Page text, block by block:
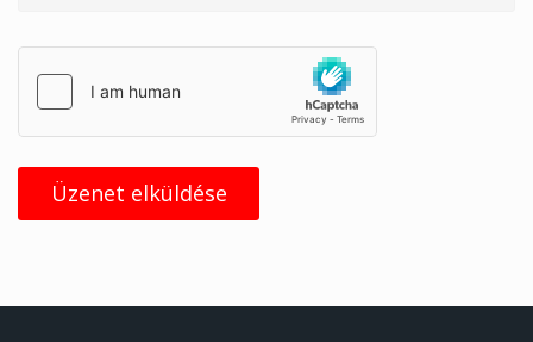
Üzenet elküldése